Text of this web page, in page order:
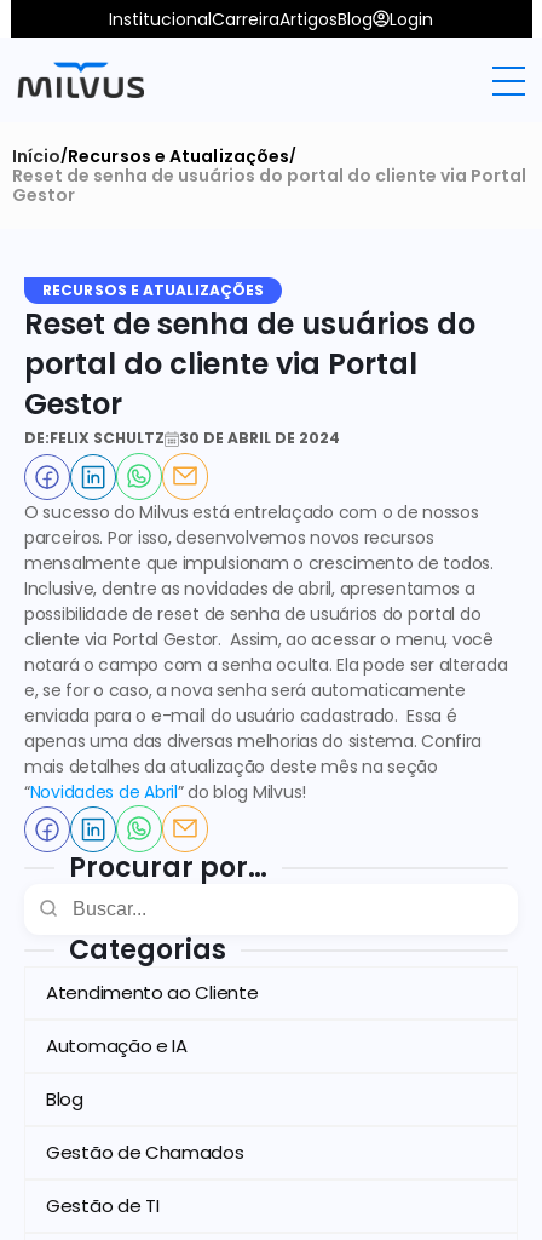
InstitucionalCarreiraArtigosBlog Login
Início/Recursos e Atualizações/
Reset de senha de usuários do portal do cliente via Portal
Gestor
RECURSOS E ATUALIZAÇÕES
Reset de senha de usuários do
portal do cliente via Portal
Gestor
DE:FELIX SCHULTZ 30 DE ABRIL DE 2024
O sucesso do Milvus está entrelaçado com o de nossos
parceiros. Por isso, desenvolvemos novos recursos
mensalmente que impulsionam o crescimento de todos.
Inclusive, dentre as novidades de abril, apresentamos a
possibilidade de reset de senha de usuários do portal do
cliente via Portal Gestor.  Assim, ao acessar o menu, você
notará o campo com a senha oculta. Ela pode ser alterada
e, se for o caso, a nova senha será automaticamente
enviada para o e-mail do usuário cadastrado.  Essa é
apenas uma das diversas melhorias do sistema. Confira
mais detalhes da atualização deste mês na seção
“Novidades de Abril” do blog Milvus!
Procurar por…
Categorias
Atendimento ao Cliente
Automação e IA
Blog
Gestão de Chamados
Gestão de TI